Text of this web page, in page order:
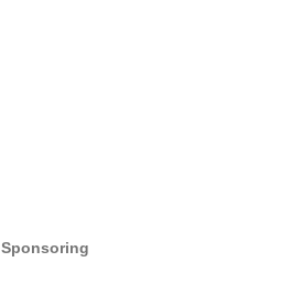
Sponsoring